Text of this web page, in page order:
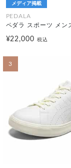
メディア掲載
PEDALA
ペダラ スポーツ メン
¥22,000税込
3